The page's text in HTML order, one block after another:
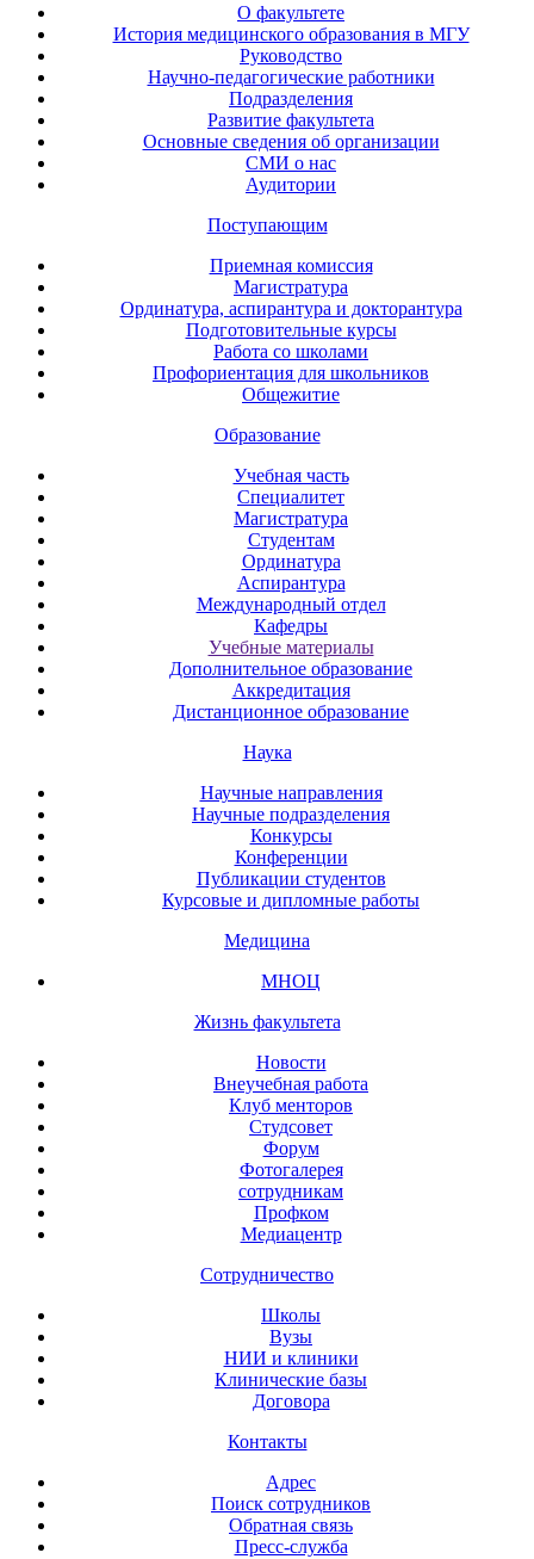
О факультете
История медицинского образования в МГУ
Руководство
Научно-педагогические работники
Подразделения
Развитие факультета
Основные сведения об организации
СМИ о нас
Аудитории
Поступающим
Приемная комиссия
Магистратура
Ординатура, аспирантура и докторантура
Подготовительные курсы
Работа со школами
Профориентация для школьников
Общежитие
Образование
Учебная часть
Специалитет
Магистратура
Студентам
Ординатура
Аспирантура
Международный отдел
Кафедры
Учебные материалы
Дополнительное образование
Аккредитация
Дистанционное образование
Наука
Научные направления
Научные подразделения
Конкурсы
Конференции
Публикации студентов
Курсовые и дипломные работы
Медицина
МНОЦ
Жизнь факультета
Новости
Внеучебная работа
Клуб менторов
Студсовет
Форум
Фотогалерея
сотрудникам
Профком
Медиацентр
Сотрудничество
Школы
Вузы
НИИ и клиники
Клинические базы
Договора
Контакты
Адрес
Поиск сотрудников
Обратная связь
Пресс-служба